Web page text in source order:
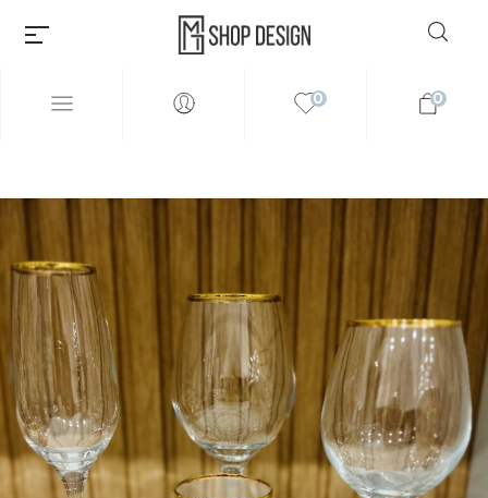
Millions of people around the
world visit Envato to buy and
sell creative assets, use smart
design templates, learn
creative skills or even hire
0 0